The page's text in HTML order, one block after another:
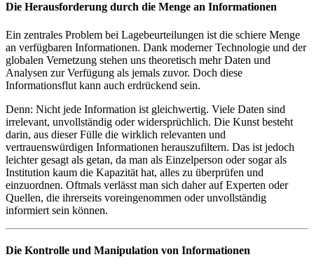
Die Herausforderung durch die Menge an Informationen
Ein zentrales Problem bei Lagebeurteilungen ist die schiere Menge
an verfügbaren Informationen. Dank moderner Technologie und der
globalen Vernetzung stehen uns theoretisch mehr Daten und
Analysen zur Verfügung als jemals zuvor. Doch diese
Informationsflut kann auch erdrückend sein.
Denn: Nicht jede Information ist gleichwertig. Viele Daten sind
irrelevant, unvollständig oder widersprüchlich. Die Kunst besteht
darin, aus dieser Fülle die wirklich relevanten und
vertrauenswürdigen Informationen herauszufiltern. Das ist jedoch
leichter gesagt als getan, da man als Einzelperson oder sogar als
Institution kaum die Kapazität hat, alles zu überprüfen und
einzuordnen. Oftmals verlässt man sich daher auf Experten oder
Quellen, die ihrerseits voreingenommen oder unvollständig
informiert sein können.
Die Kontrolle und Manipulation von Informationen